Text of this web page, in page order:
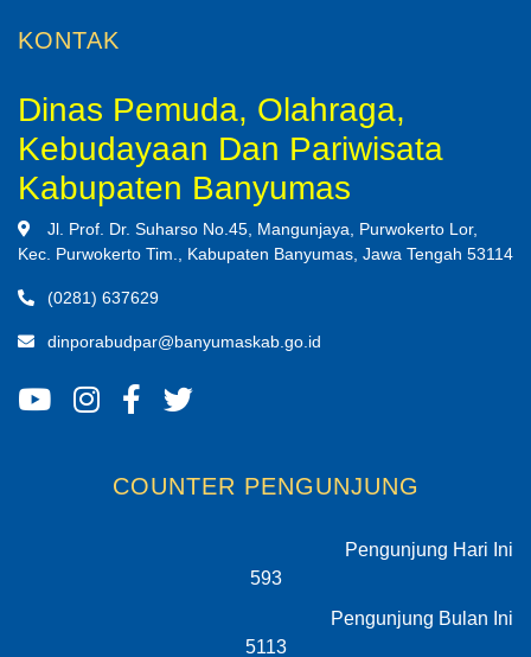
KONTAK
Dinas Pemuda, Olahraga,
Kebudayaan Dan Pariwisata
Kabupaten Banyumas
Jl. Prof. Dr. Suharso No.45, Mangunjaya, Purwokerto Lor,
Kec. Purwokerto Tim., Kabupaten Banyumas, Jawa Tengah 53114
(0281) 637629
dinporabudpar@banyumaskab.go.id
COUNTER PENGUNJUNG
Pengunjung Hari Ini
593
Pengunjung Bulan Ini
5113